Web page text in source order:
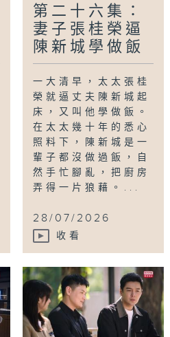
第二十六集：
妻子張桂榮逼
陳新城學做飯
一大清早，太太張桂
榮就逼丈夫陳新城起
床，又叫他學做飯。
在太太幾十年的悉心
照料下，陳新城是一
輩子都沒做過飯，自
然手忙腳亂，把廚房
弄得一片狼藉。...
28/07/2026
收看